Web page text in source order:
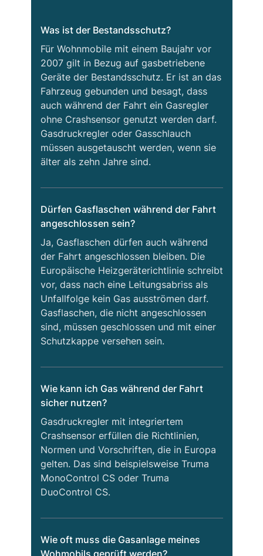
Was ist der Bestandsschutz?
Für Wohnmobile mit einem Baujahr vor
2007 gilt in Bezug auf gasbetriebene
Geräte der Bestandsschutz. Er ist an das
Fahrzeug gebunden und besagt, dass
auch während der Fahrt ein Gasregler
ohne Crashsensor genutzt werden darf.
Gasdruckregler oder Gasschlauch
müssen ausgetauscht werden, wenn sie
älter als zehn Jahre sind.
Dürfen Gasflaschen während der Fahrt
angeschlossen sein?
Ja, Gasflaschen dürfen auch während
der Fahrt angeschlossen bleiben. Die
Europäische Heizgeräterichtlinie schreibt
vor, dass nach eine Leitungsabriss als
Unfallfolge kein Gas ausströmen darf.
Gasflaschen, die nicht angeschlossen
sind, müssen geschlossen und mit einer
Schutzkappe versehen sein.
Wie kann ich Gas während der Fahrt
sicher nutzen?
Gasdruckregler mit integriertem
Crashsensor erfüllen die Richtlinien,
Normen und Vorschriften, die in Europa
gelten. Das sind beispielsweise Truma
MonoControl CS oder Truma
DuoControl CS.
Wie oft muss die Gasanlage meines
Wohmobils geprüft werden?